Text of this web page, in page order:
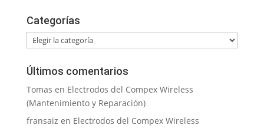
Categorías
Categorías
Últimos comentarios
Tomas en Electrodos del Compex Wireless
(Mantenimiento y Reparación)
fransaiz en Electrodos del Compex Wireless